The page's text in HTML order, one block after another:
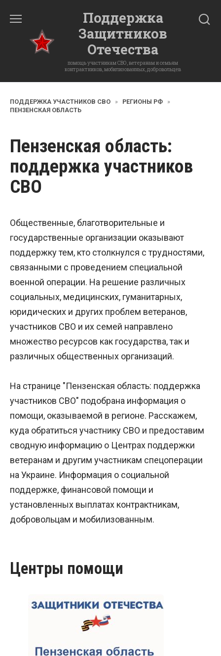
содержанию
Поддержка
Защитников
Отечества
помощь участникам СВО, ветеранам и семьям
контрактников, мобилизованных, добровольцев
ПОДДЕРЖКА УЧАСТНИКОВ СВО » РЕГИОНЫ РФ
»
ПЕНЗЕНСКАЯ ОБЛАСТЬ
Пензенская область:
поддержка участников
СВО
Общественные, благотворительные и
государственные организации оказывают
поддержку тем, кто столкнулся с трудностями,
связанными с проведением специальной
военной операции. На решение различных
социальных, медицинских, гуманитарных,
юридических и других проблем ветеранов,
участников СВО и их семей направлено
множество ресурсов как государства, так и
различных общественных организаций.
На странице "Пензенская область: поддержка
участников СВО" подобрана информация о
помощи, оказываемой в регионе. Расскажем,
куда обратиться участнику СВО и предоставим
сводную информацию о Центрах поддержки
ветеранам и другим участникам спецоперации
на Украине. Информация о социальной
поддержке, финансовой помощи и
установленных выплатах контрактникам,
добровольцам и мобилизованным.
Центры помощи